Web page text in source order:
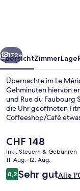
Weiter
172+
ÜbersichtZimmerLage
Übernachte im Le
Gehminuten hiervon
und Rue du Faubourg
die Uhr geöffneten
Coffeeshop/Café
ein Garten gehören
haben viel Gutes über
Unterkunft ist nur
Verkehrsmitteln
Paris Neuilly-Porte-
Anny Flore).
Der
aktuelle
Preis
beträgt
CHF 148.
CHF 148
inkl. Steuern & Gebühren
11. Aug.–12. Aug.
Bewertungen
8,28,2 von 10.
Sehr gutAlle